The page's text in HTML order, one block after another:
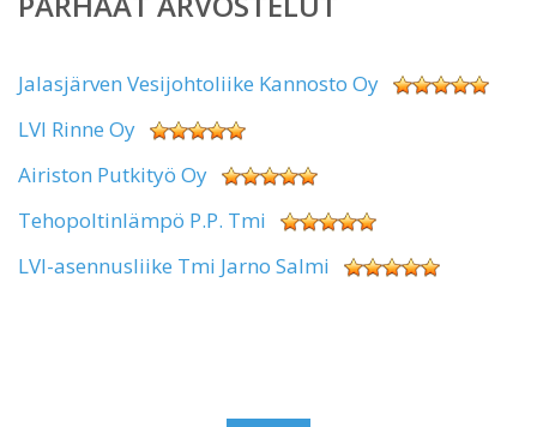
Jalasjärven Vesijohtoliike Kannosto Oy
LVI Rinne Oy
Airiston Putkityö Oy
Tehopoltinlämpö P.P. Tmi
LVI-asennusliike Tmi Jarno Salmi